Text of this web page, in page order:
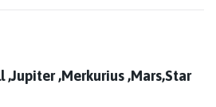
,Merkurius ,Mars,Star